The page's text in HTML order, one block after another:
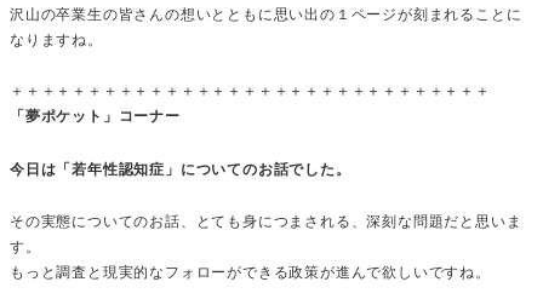
沢山の卒業生の皆さんの想いとともに思い出の１ページが刻まれることに
なりますね。
＋＋＋＋＋＋＋＋＋＋＋＋＋＋＋＋＋＋＋＋＋＋＋＋＋＋＋＋＋＋＋
「夢ポケット」コーナー
今日は「若年性認知症」についてのお話でした。
その実態についてのお話、とても身につまされる、深刻な問題だと思いま
す。
もっと調査と現実的なフォローができる政策が進んで欲しいですね。